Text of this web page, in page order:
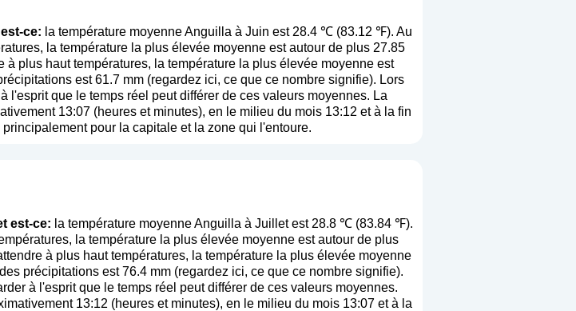
ce: la température moyenne Anguilla à Juin est 28.4 ℃ (83.12 ℉). Au
la température la plus élevée moyenne est autour de plus 27.85
plus haut températures, la température la plus élevée moyenne est
est 61.7 mm (regardez ici, ce que ce nombre signifie). Lors
l'esprit que le temps réel peut différer de ces valeurs moyennes. La
13:07 (heures et minutes), en le milieu du mois 13:12 et à la fin
pour la capitale et la zone qui l'entoure.
est-ce: la température moyenne Anguilla à Juillet est 28.8 ℃ (83.84 ℉).
la température la plus élevée moyenne est autour de plus
à plus haut températures, la température la plus élevée moyenne
précipitations est 76.4 mm (regardez ici, ce que ce nombre signifie).
à l'esprit que le temps réel peut différer de ces valeurs moyennes.
13:12 (heures et minutes), en le milieu du mois 13:07 et à la